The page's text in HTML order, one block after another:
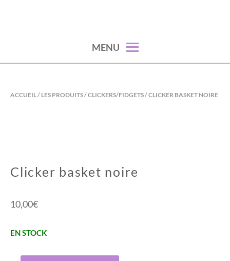
MENU
ACCUEIL/ LES PRODUITS/CLICKERS/FIDGETS/ CLICKER BASKET NOIRE
Clicker basket noire
10,00€
EN STOCK